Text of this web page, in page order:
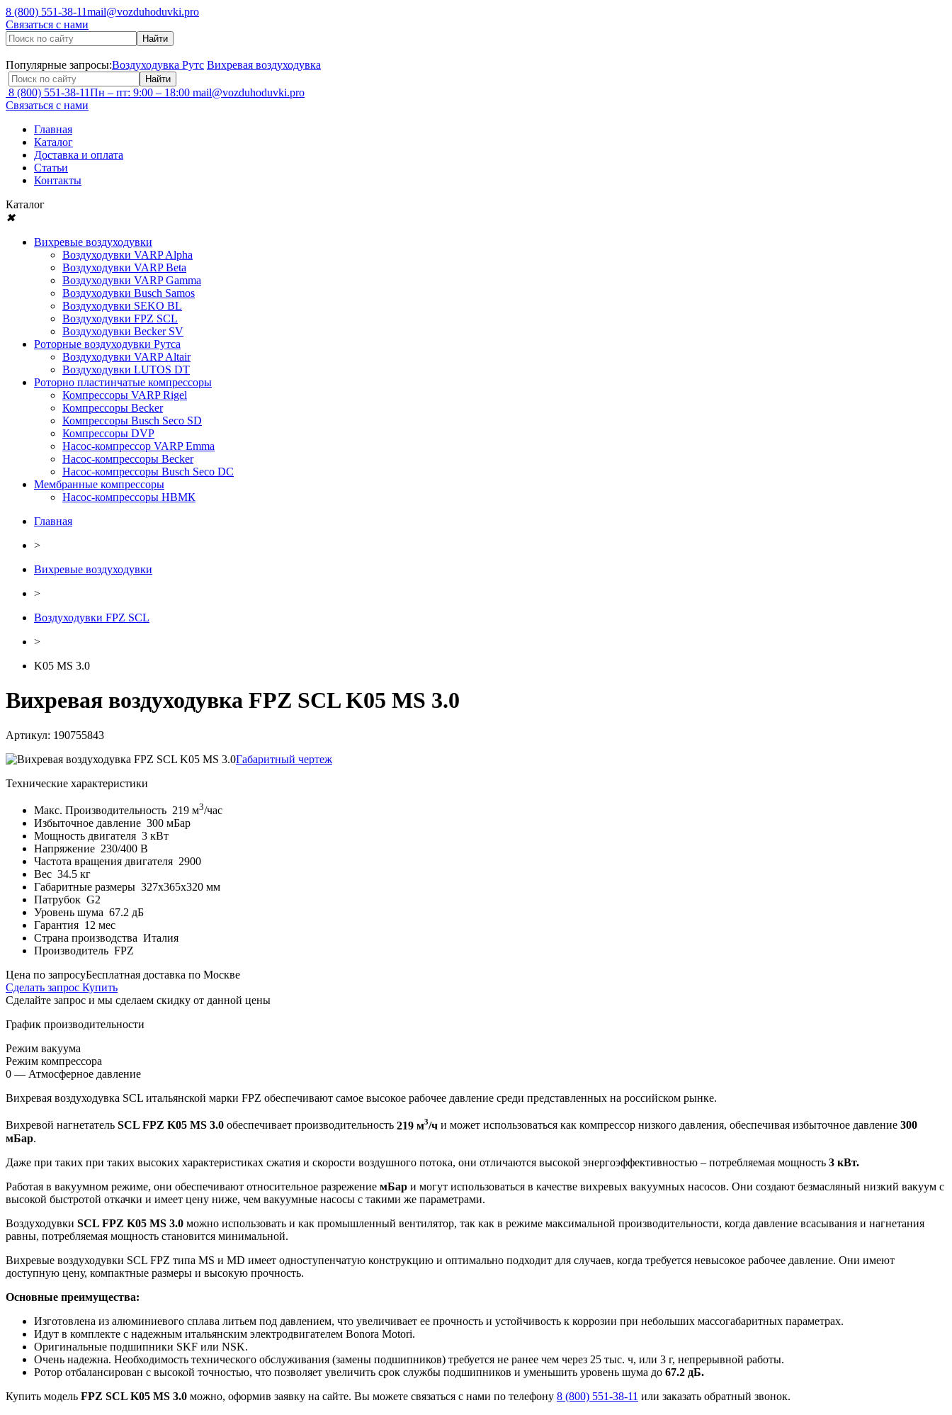
8 (800) 551-38-11mail@vozduhoduvki.pro
Связаться с нами
Популярные запросы:Воздуходувка Рутс Вихревая воздуходувка
8 (800) 551-38-11Пн – пт: 9:00 – 18:00 mail@vozduhoduvki.pro
Связаться с нами
Главная
Каталог
Доставка и оплата
Статьи
Контакты
Каталог
✖
Вихревые воздуходувки
Воздуходувки VARP Alpha
Воздуходувки VARP Beta
Воздуходувки VARP Gamma
Воздуходувки Busch Samos
Воздуходувки SEKO BL
Воздуходувки FPZ SCL
Воздуходувки Becker SV
Роторные воздуходувки Рутса
Воздуходувки VARP Altair
Воздуходувки LUTOS DT
Роторно пластинчатые компрессоры
Компрессоры VARP Rigel
Компрессоры Becker
Компрессоры Busch Seco SD
Компрессоры DVP
Насос-компрессор VARP Emma
Насос-компрессоры Becker
Насос-компрессоры Busch Seco DC
Мембранные компрессоры
Насос-компрессоры НВМК
Главная
>
Вихревые воздуходувки
>
Воздуходувки FPZ SCL
>
K05 MS 3.0
Вихревая воздуходувка FPZ SCL K05 MS 3.0
Артикул: 190755843
Габаритный чертеж
Технические характеристики
Макс. Производительность 219 м3/час
Избыточное давление 300 мБар
Мощность двигателя 3 кВт
Напряжение 230/400 В
Частота вращения двигателя 2900
Вес 34.5 кг
Габаритные размеры 327x365x320 мм
Патрубок G2
Уровень шума 67.2 дБ
Гарантия 12 мес
Страна производства Италия
Производитель FPZ
Цена по запросуБесплатная доставка по Москве
Сделать запрос Купить
Сделайте запрос и мы сделаем скидку от данной цены
График производительности
Режим вакуума
Режим компрессора
0 — Атмосферное давление
Вихревая воздуходувка SCL итальянской марки FPZ обеспечивают самое высокое рабочее давление среди представленных на российском рынке.
Вихревой нагнетатель SCL FPZ K05 MS 3.0 обеспечивает производительность 219 м3/ч и может использоваться как компрессор низкого давления, обеспечивая избыточное давление 300
мБар.
Даже при таких при таких высоких характеристиках сжатия и скорости воздушного потока, они отличаются высокой энергоэффективностью – потребляемая мощность 3 кВт.
Работая в вакуумном режиме, они обеспечивают относительное разрежение мБар и могут использоваться в качестве вихревых вакуумных насосов. Они создают безмасляный низкий вакуум с
высокой быстротой откачки и имеет цену ниже, чем вакуумные насосы с такими же параметрами.
Воздуходувки SCL FPZ K05 MS 3.0 можно использовать и как промышленный вентилятор, так как в режиме максимальной производительности, когда давление всасывания и нагнетания
равны, потребляемая мощность становится минимальной.
Вихревые воздуходувки SCL FPZ типа MS и MD имеет одноступенчатую конструкцию и оптимально подходит для случаев, когда требуется невысокое рабочее давление. Они имеют
доступную цену, компактные размеры и высокую прочность.
Основные преимущества:
Изготовлена из алюминиевого сплава литьем под давлением, что увеличивает ее прочность и устойчивость к коррозии при небольших массогабаритных параметрах.
Идут в комплекте с надежным итальянским электродвигателем Bonora Motori.
Оригинальные подшипники SKF или NSK.
Очень надежна. Необходимость технического обслуживания (замены подшипников) требуется не ранее чем через 25 тыс. ч, или 3 г, непрерывной работы.
Ротор отбалансирован с высокой точностью, что позволяет увеличить срок службы подшипников и уменьшить уровень шума до 67.2 дБ.
Купить модель FPZ SCL K05 MS 3.0 можно, оформив заявку на сайте. Вы можете связаться с нами по телефону 8 (800) 551-38-11 или заказать обратный звонок.